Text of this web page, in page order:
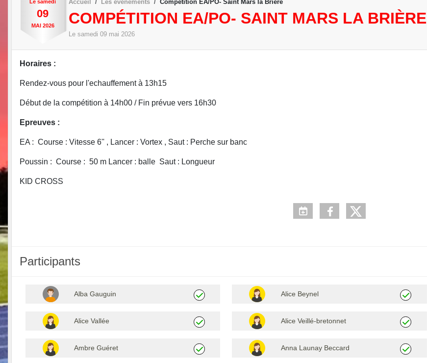
Le samedi
09
MAI 2026
Accueil Les évènements Compétition EA/PO- Saint Mars la Brière
COMPÉTITION EA/PO- SAINT MARS LA BRIÈRE
Le samedi 09 mai 2026
Horaires :
Rendez-vous pour l'echauffement à 13h15
Début de la compétition à 14h00 / Fin prévue vers 16h30
Epreuves :
EA : Course : Vitesse 6'' , Lancer : Vortex , Saut : Perche sur banc
Poussin : Course : 50 m Lancer : balle Saut : Longueur
KID CROSS
Participants
Alba Gauguin Alice Beynel
Alice Vallée Alice Veillé-bretonnet
Ambre Guéret Anna Launay Beccard